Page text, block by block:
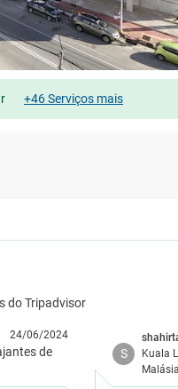
+46 Serviços mais
do Tripadvisor
24/06/2024
S
Kuala
Malásia